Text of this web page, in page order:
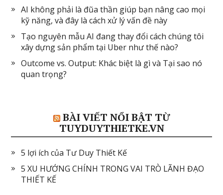
AI không phải là đũa thần giúp bạn nâng cao mọi
kỹ năng, và đây là cách xử lý vấn đề này
Tạo nguyên mẫu AI đang thay đổi cách chúng tôi
xây dựng sản phẩm tại Uber như thế nào?
Outcome vs. Output: Khác biệt là gì và Tại sao nó
quan trọng?
BÀI VIẾT NỔI BẬT TỪ
TUYDUYTHIETKE.VN
5 lợi ích của Tư Duy Thiết Kế
5 XU HƯỚNG CHÍNH TRONG VAI TRÒ LÃNH ĐẠO
THIẾT KẾ